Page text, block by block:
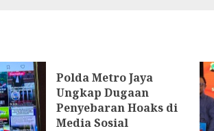
Polda Metro Jaya
Ungkap Dugaan
Penyebaran Hoaks di
Media Sosial